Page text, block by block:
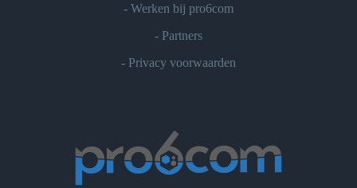
- Werken bij pro6com
- Partners
- Privacy voorwaarden